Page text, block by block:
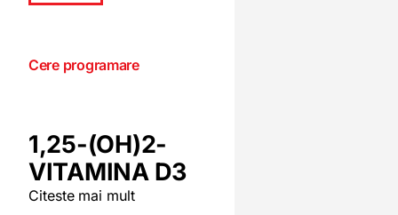
Cere programare
1,25-(OH)2-
VITAMINA D3
Citeste mai mult